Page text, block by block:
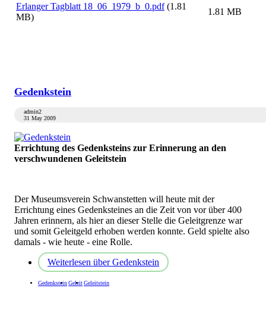
Erlanger Tagblatt 18_06_1979_b_0.pdf (1.81
MB)
1.81 MB
Gedenkstein
admin2
31 May 2009
Errichtung des Gedenksteins zur Erinnerung an den
verschwundenen Geleitstein
Der Museumsverein Schwanstetten will heute mit der
Errichtung eines Gedenksteines an die Zeit von vor über 400
Jahren erinnern, als hier an dieser Stelle die Geleitgrenze war
und somit Geleitgeld erhoben werden konnte. Geld spielte also
damals - wie heute - eine Rolle.
Weiterlesen über Gedenkstein
GedenksteinGeleitGeleitstein